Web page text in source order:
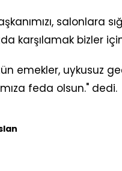
salonlara
karşılamak bizler
emekler, uykusuz
feda olsun." dedi.